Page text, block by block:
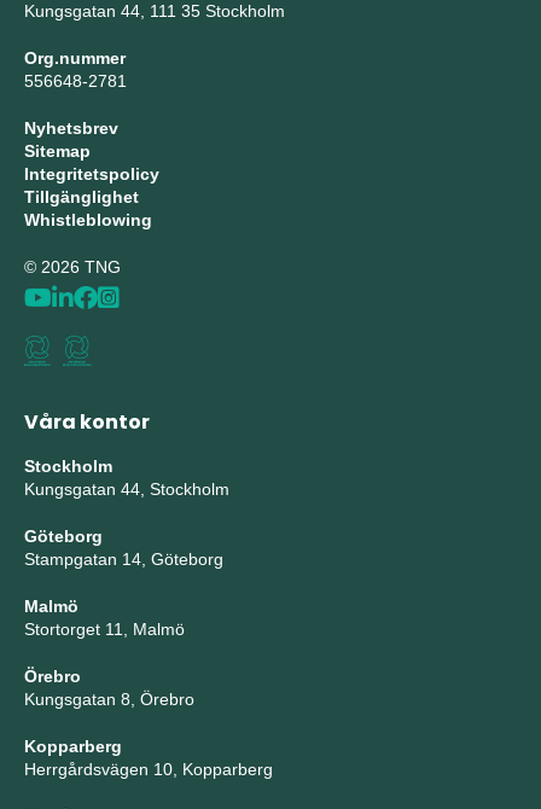
Kungsgatan 44, 111 35 Stockholm
Org.nummer
556648-2781
Nyhetsbrev
Sitemap
Integritetspolicy
Tillgänglighet
Whistleblowing
© 2026 TNG
Våra kontor
Stockholm
Kungsgatan 44, Stockholm
Göteborg
Stampgatan 14, Göteborg
Malmö
Stortorget 11, Malmö
Örebro
Kungsgatan 8, Örebro
Kopparberg
Herrgårdsvägen 10, Kopparberg